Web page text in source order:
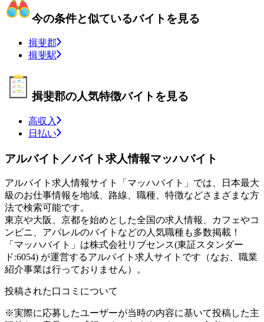
今の条件と似ているバイトを見る
揖斐郡
揖斐駅
揖斐郡の人気特徴バイトを見る
高収入
日払い
アルバイト／バイト求人情報マッハバイト
アルバイト求人情報サイト「マッハバイト」では、日本最大
級のお仕事情報を地域、路線、職種、特徴などさまざまな方
法で検索可能です。
東京や大阪、京都を始めとした全国の求人情報、カフェやコ
ンビニ、アパレルのバイトなどの人気職種も多数掲載！
「マッハバイト」は株式会社リブセンス(東証スタンダー
ド:6054) が運営するアルバイト求人サイトです（なお、職業
紹介事業は行っておりません）。
投稿された口コミについて
※実際に応募したユーザーが当時の内容に基いて投稿した主